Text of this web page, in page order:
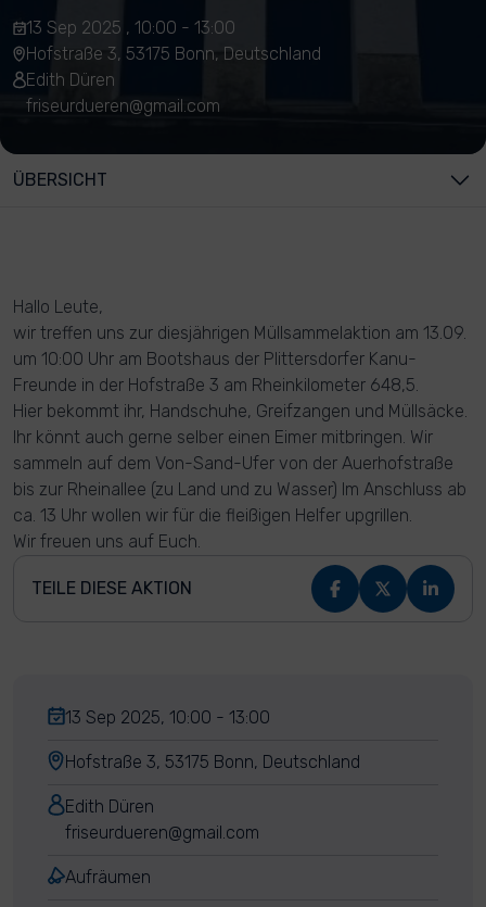
13 Sep 2025 , 10:00 - 13:00
Hofstraße 3, 53175 Bonn, Deutschland
Edith Düren
friseurdueren@gmail.com
ÜBERSICHT
Hallo Leute,
wir treffen uns zur diesjährigen Müllsammelaktion am 13.09.
um 10:00 Uhr am Bootshaus der Plittersdorfer Kanu-
Freunde in der Hofstraße 3 am Rheinkilometer 648,5.
Hier bekommt ihr, Handschuhe, Greifzangen und Müllsäcke.
Ihr könnt auch gerne selber einen Eimer mitbringen. Wir
sammeln auf dem Von-Sand-Ufer von der Auerhofstraße
bis zur Rheinallee (zu Land und zu Wasser) Im Anschluss ab
ca. 13 Uhr wollen wir für die fleißigen Helfer upgrillen.
Wir freuen uns auf Euch.
TEILE DIESE AKTION
13 Sep 2025, 10:00 - 13:00
Hofstraße 3, 53175 Bonn, Deutschland
Edith Düren
friseurdueren@gmail.com
Aufräumen